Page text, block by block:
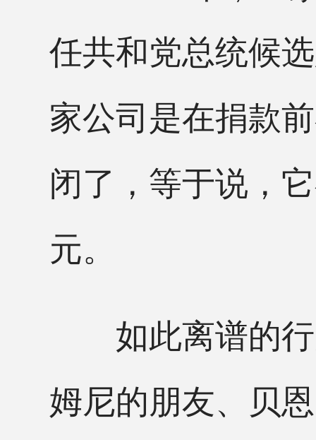
任共和党总统候
家公司是在捐款
闭了，等于说，
元。
如此离谱的行
姆尼的朋友、贝